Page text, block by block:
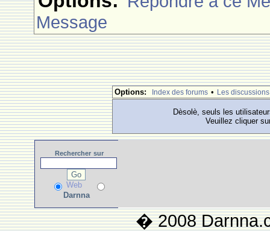
Message
Options: Index des forums • Les discussions
Dèsolè, seuls les
Veuillez cliquer
Rechercher sur
Web
Darnna
� 2008